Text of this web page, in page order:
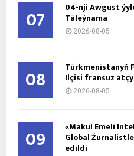
07 04-nji Awgust
Täleýnama
2026-08-05
08 Türkmenistanyň
Ilçisi fransuz
2026-08-05
09 «Makul Emeli
Global
edildi